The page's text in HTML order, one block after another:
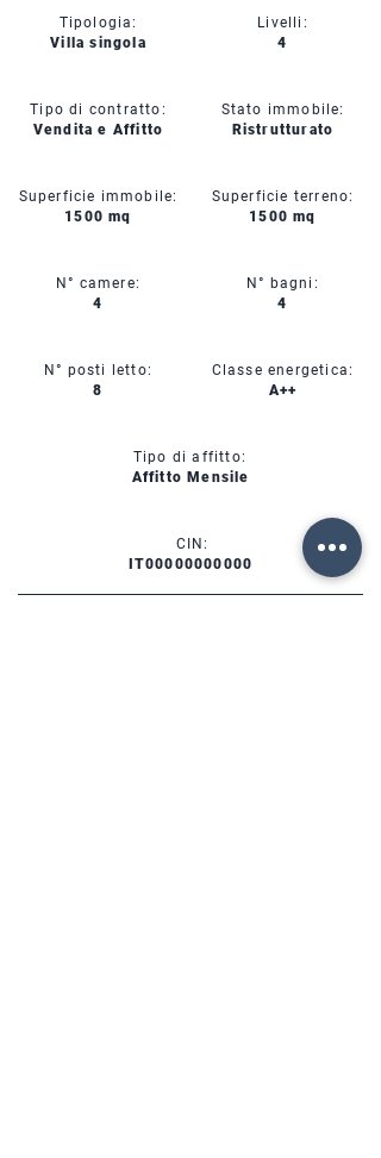
Tipologia:
Villa singola
Tipo di contratto:
Vendita e Affitto
Superficie immobile:
1500 mq
N° camere:
4
N° posti letto:
8
Livelli:
4
Stato immobile:
Ristrutturato
Superficie terreno:
1500 mq
N° bagni:
4
Classe energetica:
A++
Tipo di affitto:
Affitto Mensile
CIN:
IT00000000000